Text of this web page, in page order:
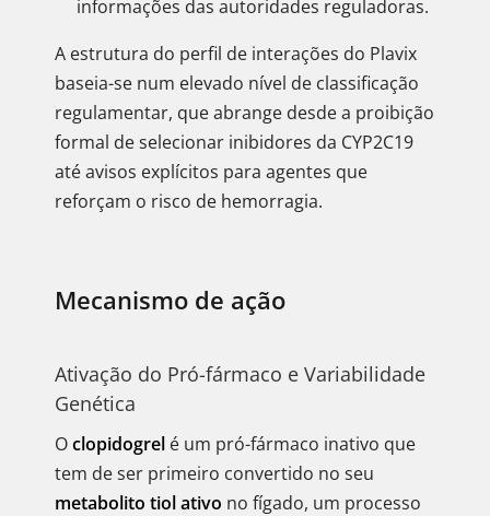
informações das autoridades reguladoras.
A estrutura do perfil de interações do Plavix
baseia-se num elevado nível de classificação
regulamentar, que abrange desde a proibição
formal de selecionar inibidores da CYP2C19
até avisos explícitos para agentes que
reforçam o risco de hemorragia.
Mecanismo de ação
Ativação do Pró-fármaco e Variabilidade
Genética
Oclopidogrel é um pró-fármaco inativo que
tem de ser primeiro convertido no seu
metabolito tiol ativo no fígado, um processo